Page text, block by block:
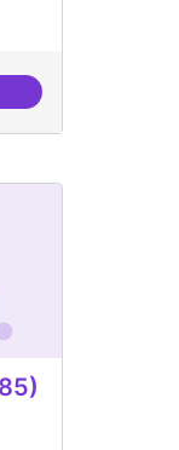
de la xarxa
and Planet